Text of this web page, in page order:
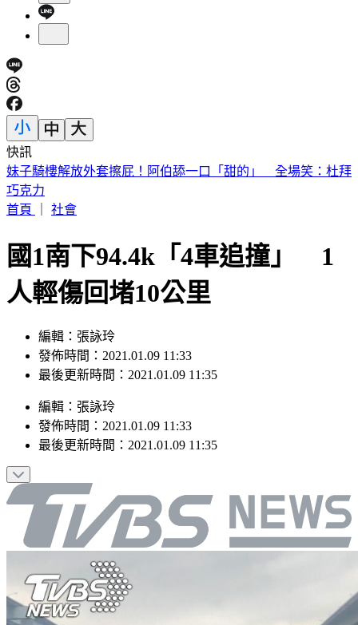
快訊
麥當勞買一送一、歡樂送優惠 亞尼克生乳捲盲盒抽新口味
首頁｜
國1南下94.4k「4車追撞」 1
人輕傷回堵10公里
發佈時間：2021.01.09 11:33
最後更新時間：2021.01.09 11:35
發佈時間：2021.01.09 11:33
最後更新時間： 2021.01.09 11:35